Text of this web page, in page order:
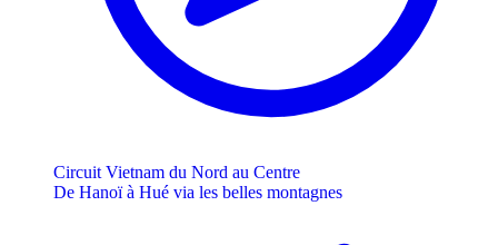
Circuit Vietnam du Nord au Centre
De Hanoï à Hué via les belles montagnes